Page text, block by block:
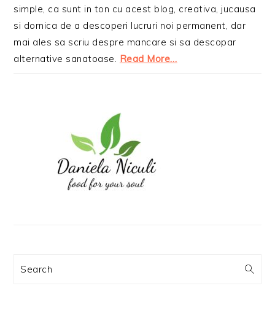
simple, ca sunt in ton cu acest blog, creativa, jucausa
si dornica de a descoperi lucruri noi permanent, dar
mai ales sa scriu despre mancare si sa descopar
alternative sanatoase. Read More…
Search